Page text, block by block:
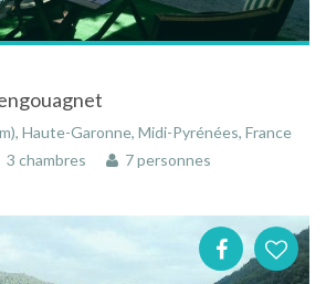
Haute-Garonne, Midi-Pyrénées, France
3 chambres 7 personnes